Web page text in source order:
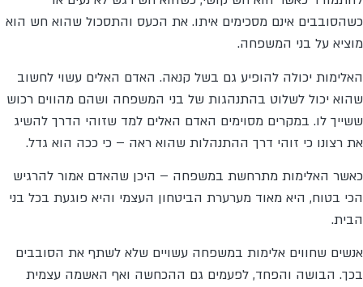
כשהסובבים אינם מסכימים איתו. את הכעס והתסכול שהוא חש הוא
מוציא על בני המשפחה.
האלימות יכולה להופיע גם בשל קנאה. האדם האלים עשוי לחשוב
שהוא יכול לשלוט בהתנהגות של בני המשפחה ושהם מהווים רכוש
ששייך לו. במקרים מסוימים האדם האלים למד שזוהי הדרך להשיג
את רצונו כי זוהי דרך ההתנהלות שהוא ראה – כי ככה הוא גדל.
כאשר האלימות מתרחשת במשפחה – היכן שהאדם אמור להרגיש
הכי בטוח, היא מאוד מערערת הביטחון העצמי והיא פוגעת בכל בני
הבית.
אנשים שחווים אלימות במשפחה עשויים שלא לשתף את הסובבים
בכך. הבושה והפחד, לפעמים גם ההכחשה ואף האשמה עצמית